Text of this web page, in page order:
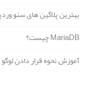
بهترین پلاگین های سئو
MariaDB چیست؟
آموزش نحوه قرار دادن